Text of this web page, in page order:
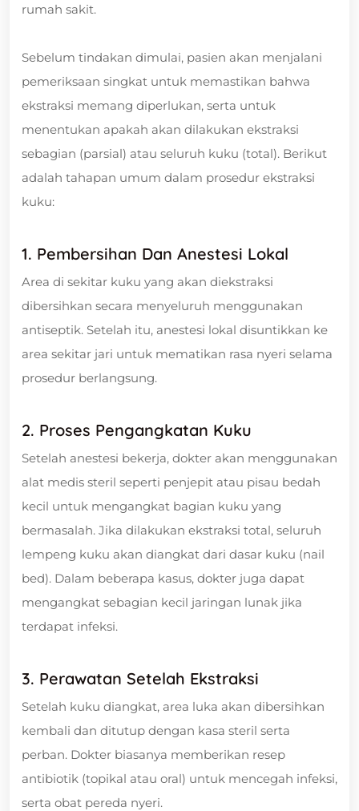
rumah sakit.
Sebelum tindakan dimulai, pasien akan menjalani
pemeriksaan singkat untuk memastikan bahwa
ekstraksi memang diperlukan, serta untuk
menentukan apakah akan dilakukan ekstraksi
sebagian (parsial) atau seluruh kuku (total). Berikut
adalah tahapan umum dalam prosedur ekstraksi
kuku:
1. Pembersihan Dan Anestesi Lokal
Area di sekitar kuku yang akan diekstraksi
dibersihkan secara menyeluruh menggunakan
antiseptik. Setelah itu, anestesi lokal disuntikkan ke
area sekitar jari untuk mematikan rasa nyeri selama
prosedur berlangsung.
2. Proses Pengangkatan Kuku
Setelah anestesi bekerja, dokter akan menggunakan
alat medis steril seperti penjepit atau pisau bedah
kecil untuk mengangkat bagian kuku yang
bermasalah. Jika dilakukan ekstraksi total, seluruh
lempeng kuku akan diangkat dari dasar kuku (nail
bed). Dalam beberapa kasus, dokter juga dapat
mengangkat sebagian kecil jaringan lunak jika
terdapat infeksi.
3. Perawatan Setelah Ekstraksi
Setelah kuku diangkat, area luka akan dibersihkan
kembali dan ditutup dengan kasa steril serta
perban. Dokter biasanya memberikan resep
antibiotik (topikal atau oral) untuk mencegah infeksi,
serta obat pereda nyeri.